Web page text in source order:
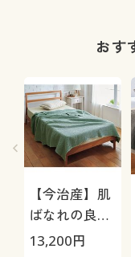
おす
【今治産】肌
ばなれの良い
ワッフルケッ
13,200円